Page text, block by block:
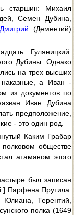
старшин: Михаил
Семен Дубина,
Дмитрий (Дементий)
Гуляницкий.
Дубины. Однако
на трех высших
наказные, а Иван -
из документов по
Иван Дубина
предположение,
- это один род.
Каким Грабар
обществе
атаманом этого
был записан
Парфена Прутила:
Терентий,
полка (1649